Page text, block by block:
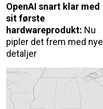
OpenAI snart klar med
sit første
hardwareprodukt: Nu
pipler det frem med nye
detaljer